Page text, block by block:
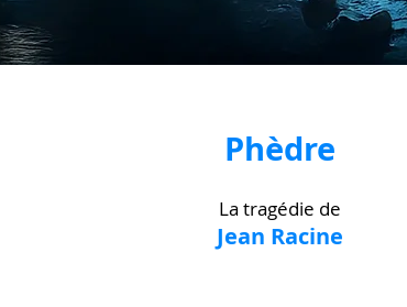
Phèdre
La tragédie de
Jean Racine